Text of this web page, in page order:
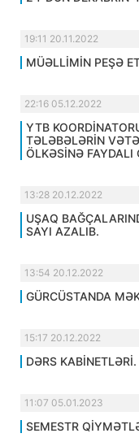
19:11 20.11.2022
MÜƏLLİMİN PEŞƏ
22:16 05.12.2022
YTB
TƏLƏBƏLƏRİN
ÖLKƏSİNƏ FAYDALI
13:28 20.12.2022
UŞAQ
SAYI AZALIB.
13:54 20.12.2022
GÜRCÜSTANDA
15:17 20.12.2022
DƏRS KABİNETLƏRİ.
11:07 05.01.2023
SEMESTR